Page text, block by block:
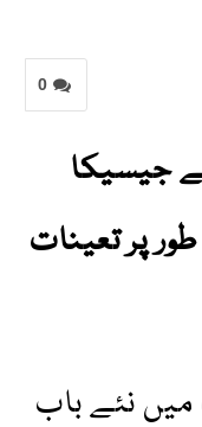
0
جیسیکا
پر تعینات
نئے باب